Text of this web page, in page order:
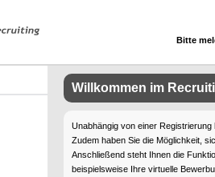
Bitte
Willkommen im
Unabhängig von einer
Zudem haben Sie die Möglichkeit,
Anschließend steht Ihnen die
beispielsweise Ihre virtuelle